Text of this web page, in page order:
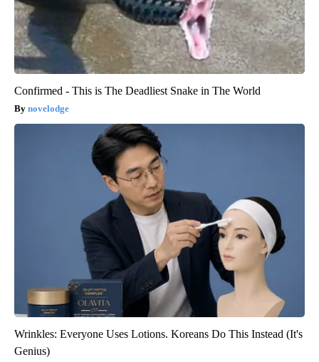
Confirmed - This is The Deadliest Snake in The World
novelodge
Wrinkles: Everyone Uses Lotions. Koreans Do This Instead (It's
Genius)